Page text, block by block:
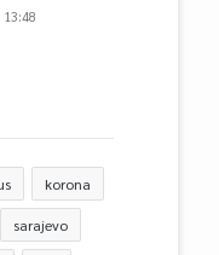
korona
sarajevo